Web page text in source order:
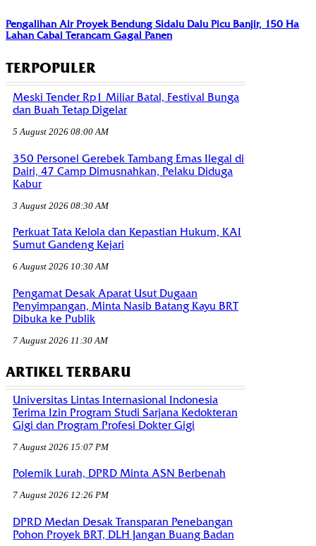
Pengalihan Air Proyek Bendung Sidalu Dalu Picu Banjir, 150 Ha
Lahan Cabai Terancam Gagal Panen
TERPOPULER
Meski Tender Rp1 Miliar Batal, Festival Bunga
dan Buah Tetap Digelar
5 August 2026 08:00 AM
350 Personel Gerebek Tambang Emas Ilegal di
Dairi, 47 Camp Dimusnahkan, Pelaku Diduga
Kabur
3 August 2026 08:30 AM
Perkuat Tata Kelola dan Kepastian Hukum, KAI
Sumut Gandeng Kejari
6 August 2026 10:30 AM
Pengamat Desak Aparat Usut Dugaan
Penyimpangan, Minta Nasib Batang Kayu BRT
Dibuka ke Publik
7 August 2026 11:30 AM
ARTIKEL TERBARU
Universitas Lintas Internasional Indonesia
Terima Izin Program Studi Sarjana Kedokteran
Gigi dan Program Profesi Dokter Gigi
7 August 2026 15:07 PM
Polemik Lurah, DPRD Minta ASN Berbenah
7 August 2026 12:26 PM
DPRD Medan Desak Transparan Penebangan
Pohon Proyek BRT, DLH Jangan Buang Badan